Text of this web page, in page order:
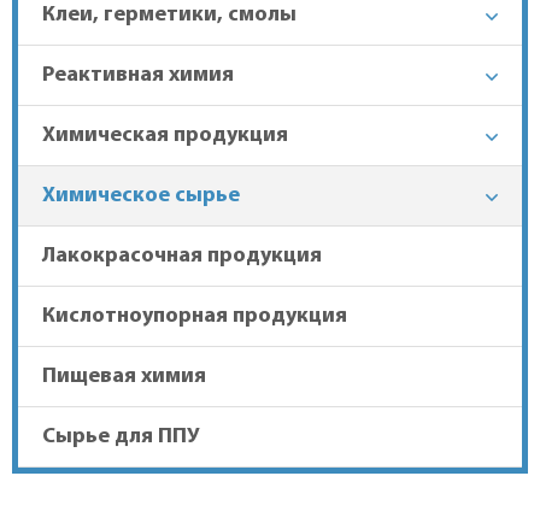
Гарантия лучшей цены
Доставка в регионы
+7 (863) 303-37-70
Клеи, герметики, смолы
Реактивная химия
Химическая продукция
Химическое сырье
Лакокрасочная продукция
Кислотноупорная продукция
Пищевая химия
Сырье для ППУ